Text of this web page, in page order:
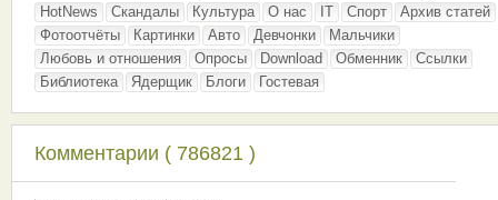
HotNews
Скандалы Культура О нас IT Спорт
Архив статей
Фотоотчёты
Картинки Авто Девчонки
Мальчики
Любовь и отношения
Опросы Download Обменник
Ссылки
Библиотека
Ядерщик Блоги Гостевая
Комментарии ( 786821 )